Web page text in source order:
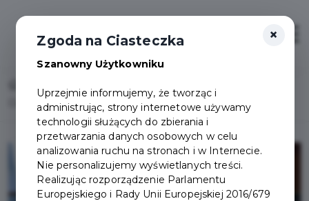
Odbyło się losowanie nagród w tegorocznej Loterii PIT!
×
Zgoda na Ciasteczka
Szanowny Użytkowniku
Uprzejmie informujemy, że tworząc i
administrując, strony internetowe używamy
technologii służących do zbierania i
przetwarzania danych osobowych w celu
analizowania ruchu na stronach i w Internecie.
Nie personalizujemy wyświetlanych treści.
Realizując rozporządzenie Parlamentu
Europejskiego i Rady Unii Europejskiej 2016/679